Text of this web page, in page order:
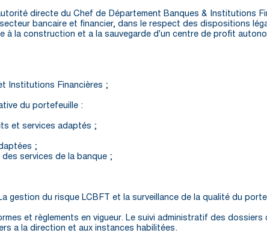
directe du Chef de Département Banques & Institutions
bancaire et financier, dans le respect des dispositions
la construction et a la sauvegarde d'un centre de profit
Institutions Financières ;
du portefeuille :
et services adaptés ;
;
services de la banque ;
gestion du risque LCBFT et la surveillance de la qualité du
et règlements en vigueur. Le suivi administratif des
a la direction et aux instances habilitées.